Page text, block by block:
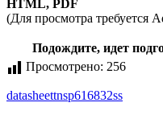
HTML, PDF
(Для просмотра требуется
Подождите, идет
Просмотрено: 256
datasheettnsp616832ss